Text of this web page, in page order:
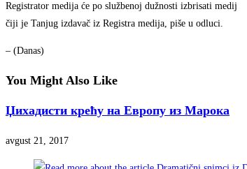
Registrator medija će po službenoj dužnosti izbrisati medij
čiji je Tanjug izdavač iz Registra medija, piše u odluci.
– (Danas)
You Might Also Like
Џихадисти крећу на Европу из Марока
avgust 21, 2017